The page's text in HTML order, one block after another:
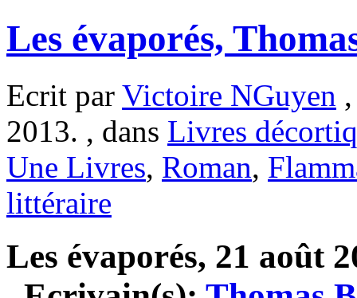
Les évaporés,
Ecrit par Victoire NGuyen
2013. , dans Livres
Une Livres, Roman,
littéraire
Les évaporés, 21 août